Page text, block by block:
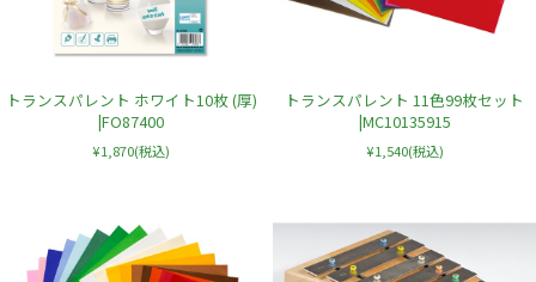
トランスパレント ホワイト10枚 (厚)
|FO87400
¥1,870(税込)
トランスパレント 11色99枚セット
|MC10135915
¥1,540(税込)